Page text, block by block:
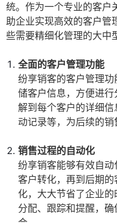
统。作为一个专业的客户
助企业实现高效的客户管
些需要精细化管理的大中
全面的客户管理功能
纷享销客的客户管理
储客户信息，方便进
解到每个客户的详细
动记录等，为后续的销
销售过程的自动化
纷享销客能够有效自
客户转化，再到后期
化，大大节省了企业
分配、跟踪和提醒，